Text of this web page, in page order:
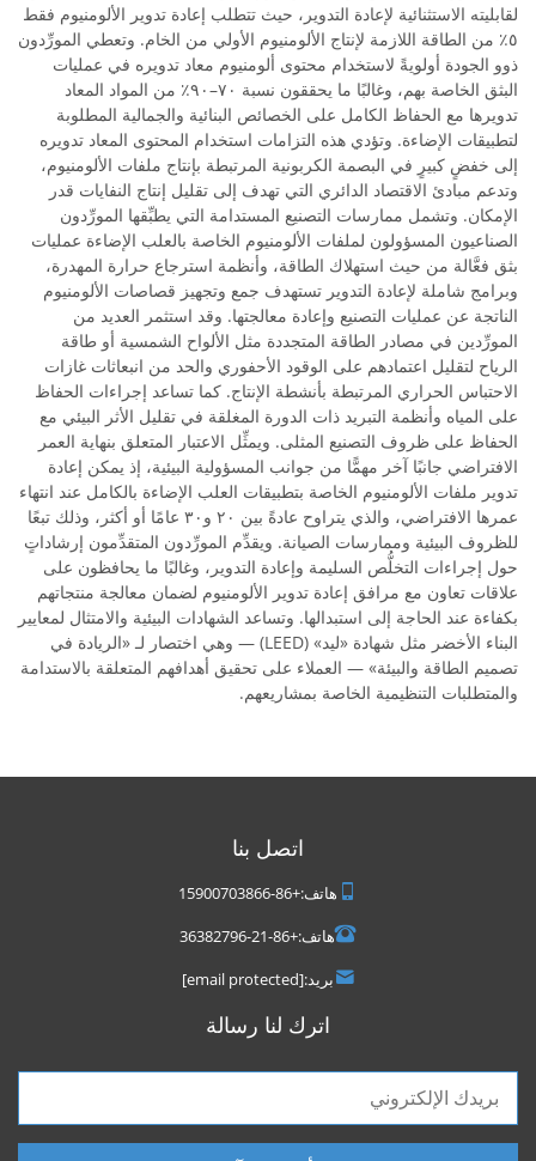
لقابليته الاستثنائية لإعادة التدوير، حيث تتطلب إعادة تدوير الألومنيوم فقط
٥٪ من الطاقة اللازمة لإنتاج الألومنيوم الأولي من الخام. وتعطي المورِّدون
ذوو الجودة أولويةً لاستخدام محتوى ألومنيوم معاد تدويره في عمليات
البثق الخاصة بهم، وغالبًا ما يحققون نسبة ٧٠–٩٠٪ من المواد المعاد
تدويرها مع الحفاظ الكامل على الخصائص البنائية والجمالية المطلوبة
لتطبيقات الإضاءة. وتؤدي هذه التزامات استخدام المحتوى المعاد تدويره
إلى خفضٍ كبيرٍ في البصمة الكربونية المرتبطة بإنتاج ملفات الألومنيوم،
وتدعم مبادئ الاقتصاد الدائري التي تهدف إلى تقليل إنتاج النفايات قدر
الإمكان. وتشمل ممارسات التصنيع المستدامة التي يطبِّقها المورِّدون
الصناعيون المسؤولون لملفات الألومنيوم الخاصة بالعلب الإضاءة عمليات
بثق فعَّالة من حيث استهلاك الطاقة، وأنظمة استرجاع حرارة المهدرة،
وبرامج شاملة لإعادة التدوير تستهدف جمع وتجهيز قصاصات الألومنيوم
الناتجة عن عمليات التصنيع وإعادة معالجتها. وقد استثمر العديد من
المورِّدين في مصادر الطاقة المتجددة مثل الألواح الشمسية أو طاقة
الرياح لتقليل اعتمادهم على الوقود الأحفوري والحد من انبعاثات غازات
الاحتباس الحراري المرتبطة بأنشطة الإنتاج. كما تساعد إجراءات الحفاظ
على المياه وأنظمة التبريد ذات الدورة المغلقة في تقليل الأثر البيئي مع
الحفاظ على ظروف التصنيع المثلى. ويمثِّل الاعتبار المتعلق بنهاية العمر
الافتراضي جانبًا آخر مهمًّا من جوانب المسؤولية البيئية، إذ يمكن إعادة
تدوير ملفات الألومنيوم الخاصة بتطبيقات العلب الإضاءة بالكامل عند انتهاء
عمرها الافتراضي، والذي يتراوح عادةً بين ٢٠ و٣٠ عامًا أو أكثر، وذلك تبعًا
للظروف البيئية وممارسات الصيانة. ويقدِّم المورِّدون المتقدِّمون إرشاداتٍ
حول إجراءات التخلُّص السليمة وإعادة التدوير، وغالبًا ما يحافظون على
علاقات تعاون مع مرافق إعادة تدوير الألومنيوم لضمان معالجة منتجاتهم
بكفاءة عند الحاجة إلى استبدالها. وتساعد الشهادات البيئية والامتثال لمعايير
البناء الأخضر مثل شهادة «ليد» (LEED) — وهي اختصار لـ «الريادة في
تصميم الطاقة والبيئة» — العملاء على تحقيق أهدافهم المتعلقة بالاستدامة
والمتطلبات التنظيمية الخاصة بمشاريعهم.
اتصل بنا
هاتف:+86-15900703866
هاتف:+86-21-36382796
بريد:[email protected]
اترك لنا رسالة